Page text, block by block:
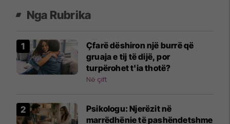
Nga Rubrika
Çfarë dëshiron një burrë që
gruaja e tij të dijë, por
turpërohet t'ia thotë?
Në çift
Psikologu: Njerëzit në
marrëdhënie të pashëndetshme